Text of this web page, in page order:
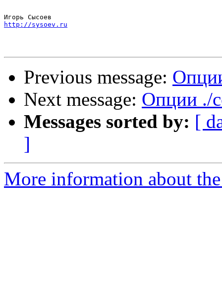
http://sysoev.ru
Previous message:
Next message: Опции ./
Messages sorted by: [
]
More information about